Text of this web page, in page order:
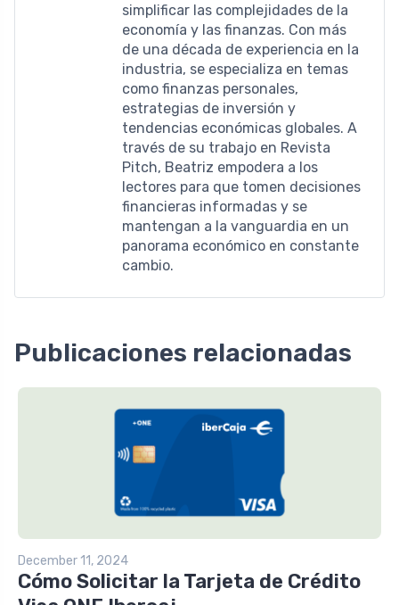
simplificar las complejidades de la
economía y las finanzas. Con más
de una década de experiencia en la
industria, se especializa en temas
como finanzas personales,
estrategias de inversión y
tendencias económicas globales. A
través de su trabajo en Revista
Pitch, Beatriz empodera a los
lectores para que tomen decisiones
financieras informadas y se
mantengan a la vanguardia en un
panorama económico en constante
cambio.
Publicaciones relacionadas
December 11, 2024
Cómo Solicitar la Tarjeta de Crédito